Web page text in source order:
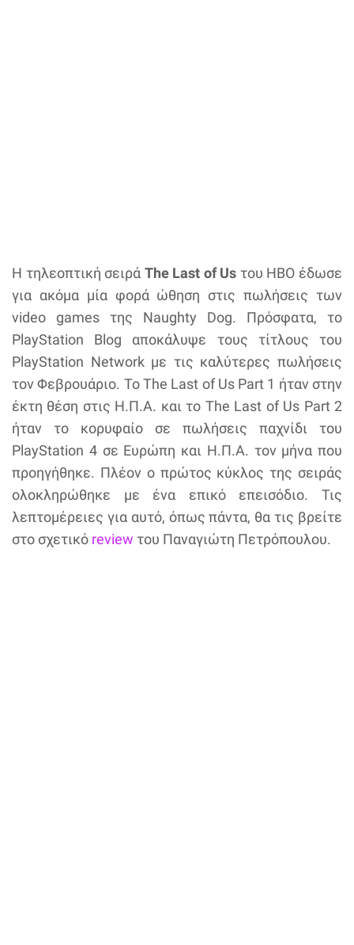
Η τηλεοπτική σειρά The Last of Us του HBO έδωσε
για ακόμα μία φορά ώθηση στις πωλήσεις των
video games της Naughty Dog. Πρόσφατα, το
PlayStation Blog αποκάλυψε τους τίτλους του
PlayStation Network με τις καλύτερες πωλήσεις
τον Φεβρουάριο. Το The Last of Us Part 1 ήταν στην
έκτη θέση στις Η.Π.Α. και το The Last of Us Part 2
ήταν το κορυφαίο σε πωλήσεις παχνίδι του
PlayStation 4 σε Ευρώπη και Η.Π.Α. τον μήνα που
προηγήθηκε. Πλέον ο πρώτος κύκλος της σειράς
ολοκληρώθηκε με ένα επικό επεισόδιο. Τις
λεπτομέρειες για αυτό, όπως πάντα, θα τις βρείτε
στο σχετικό review του Παναγιώτη Πετρόπουλου.